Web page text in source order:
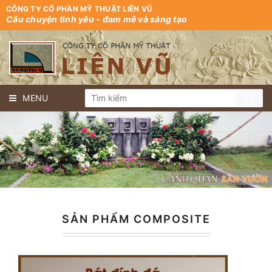
CÔNG TY CỔ PHẦN MỸ THUẬT LIÊN VŨ
Câu chuyện tình yêu - đam mê và sáng tạo
MENU
SẢN PHẨM COMPOSITE